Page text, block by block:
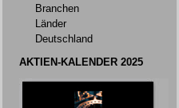
Branchen
Länder
Deutschland
AKTIEN-KALENDER 2025